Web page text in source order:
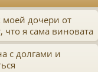
ь
к
н
моей дочери от
что я сама виновата
с долгами и